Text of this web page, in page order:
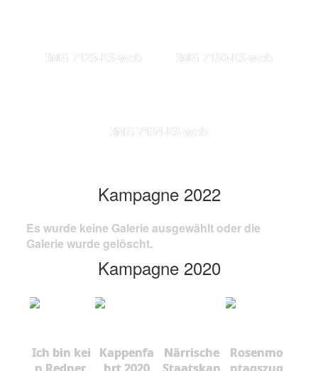
IMG 7123-KS-web IMG 7130-KS-web
IMG 7134-KS-web
Kampagne 2022
Es wurde keine Galerie ausgewählt oder die
Galerie wurde gelöscht.
Kampagne 2020
Ich bin kei
Kappenfa
Närrische
Rosenmo